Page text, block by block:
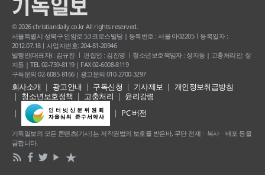
© 2026 christiandaily.co.kr All rights reserved.
서울특별시 성북구 안암로 53 크로스빌딩 | 등록번호 : 서울 아02205ㅣ등록일자 :
2012.07.18ㅣ사업자번호: 204-81-20946
발행인(대표자) : 김규진 ㅣ 편집인 : 김진영 ㅣ청소년보호책임자 : 장지동 | 고충처리인: 장
지동 | TEL 02-739-8119 | FAX 02-6008-8119
구독문의 02-6085-8166 | 광고문의 010-2700-3297
회사소개 광고안내 구독신청 기사제보
개인정보취급방침
청소년보호정책
고충처리
윤리강령
PC 버전
기독일보의 모든 콘텐츠(기사) 는 저작권법의 보호를 받은바, 무단 전재ㆍ복사ㆍ배포 등을
금합니다.